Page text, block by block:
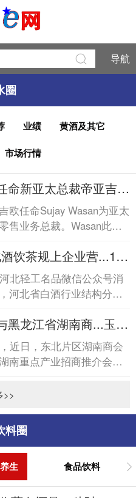
导航
圈
业绩 黄酒及其它
市场行情
命新亚太总裁帝亚吉欧
总裁
欧任命Sujay Wasan为亚太
售业务总裁。Wasan此前
吉欧北美区总...
饮茶规上企业营...1-6
茶规上企业营...
北轻工名品微信公众号消
河北省白酒行业结构分化
常休闲、亲...
黑龙江省湖南商...玉泉
江省湖南商...
近日，东北片区湖南商会
南重点产业招商推介会在
玉泉酒业在...
>>
料圈
生 食品饮料